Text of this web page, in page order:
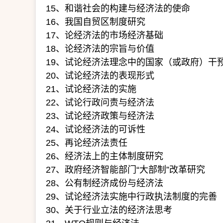
15、和谐社会的构建与经济法的使命
16、我国自贸区制度研究
17、论经济法的市场经济基础
18、论经济法的宗旨与价值
19、试论经济法理念中的国家（或政府）干
20、试论经济法的表现形式
21、试论经济法的实施
22、试论行政问责与经济法
23、试论经济政策与经济法
24、试论经济法的可诉性
25、再论经济法责任
26、经济法上的主体制度研究
27、政府经济智能部门“大部制”改革研究
28、公有制经济成份与经济法
29、试论经济法实施中行政执法制度的完善
30、关于行业立法的经济法思考